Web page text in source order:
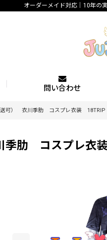
オーダーメイド対応｜10年の
問い合わせ
送可） 衣川季肋 コスプレ衣装
季肋 コスプレ